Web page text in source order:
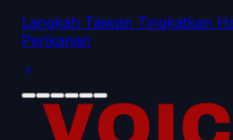
Langkah Taiwan Tingkatkan
Perikanan